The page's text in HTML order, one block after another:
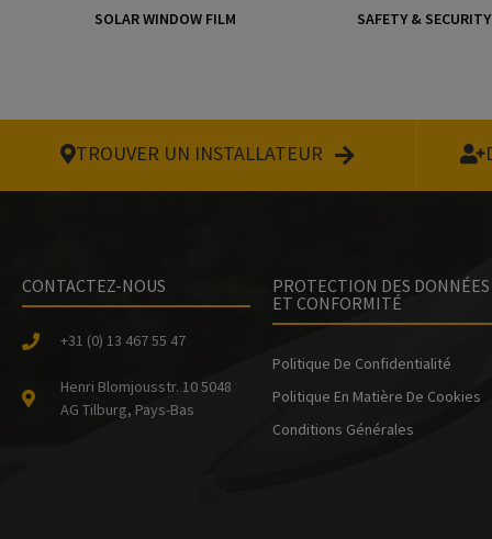
SOLAR WINDOW FILM SAFETY &
TROUVER UN INSTALLATEUR
CONTACTEZ-NOUS
+31 (0) 13 467 55 47
Henri Blomjousstr. 10 5048
AG Tilburg, Pays-Bas
PROTECTION DES DONNÉES
ET CONFORMITÉ
Politique De Confidentialité
Politique En Matière De Cookies
Conditions Générales